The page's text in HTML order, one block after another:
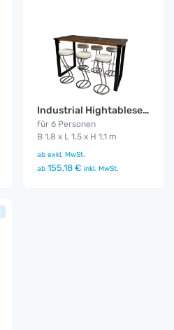
Industrial Hightableset 6P. 1,8 m Z-weiß
für 6 Personen
B 1,8 x L 1,5 x H 1,1 m
ab exkl. MwSt.
ab 155,18 € inkl. MwSt.